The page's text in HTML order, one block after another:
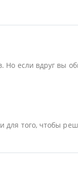
Но если вдруг вы
для того, чтобы